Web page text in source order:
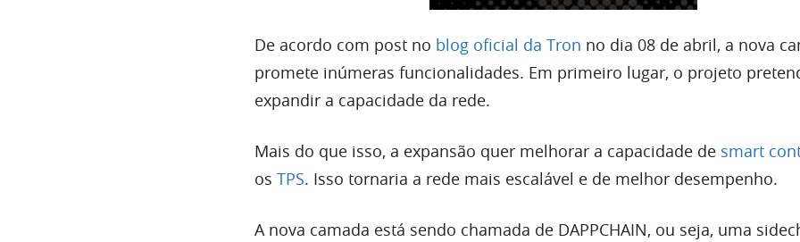
De acordo com post no blog oficial da Tron no dia 08 de abril, a nova
promete inúmeras funcionalidades. Em primeiro lugar, o projeto
expandir a capacidade da rede.
Mais do que isso, a expansão quer melhorar a capacidade de smart
os TPS. Isso tornaria a rede mais escalável e de melhor desempenho.
A nova camada está sendo chamada de DAPPCHAIN, ou seja, uma